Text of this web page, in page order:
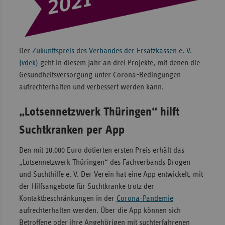
Der Zukunftspreis des Verbandes der Ersatzkassen e. V.
(vdek) geht in diesem Jahr an drei Projekte, mit denen die
Gesundheitsversorgung unter Corona-Bedingungen
aufrechterhalten und verbessert werden kann.
„Lotsennetzwerk Thüringen“ hilft
Suchtkranken per App
Den mit 10.000 Euro dotierten ersten Preis erhält das
„Lotsennetzwerk Thüringen“ des Fachverbands Drogen-
und Suchthilfe e. V. Der Verein hat eine App entwickelt, mit
der Hilfsangebote für Suchtkranke trotz der
Kontaktbeschränkungen in der Corona-Pandemie
aufrechterhalten werden. Über die App können sich
Betroffene oder ihre Angehörigen mit suchterfahrenen